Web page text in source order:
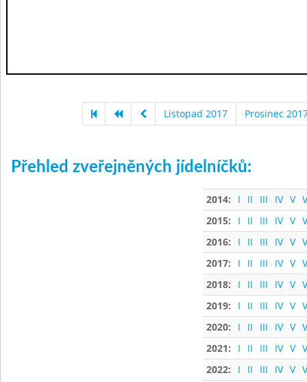
Listopad 2017 Prosinec
Přehled zveřejněných jídelníčků:
2014: I II III IV V
2015:
I II III IV V
2016:
I II III IV V
2017:
I II III IV V
2018:
I II III IV V
2019:
I II III IV V
2020:
I II III IV V
2021:
I II III IV V
2022:
I II III IV V